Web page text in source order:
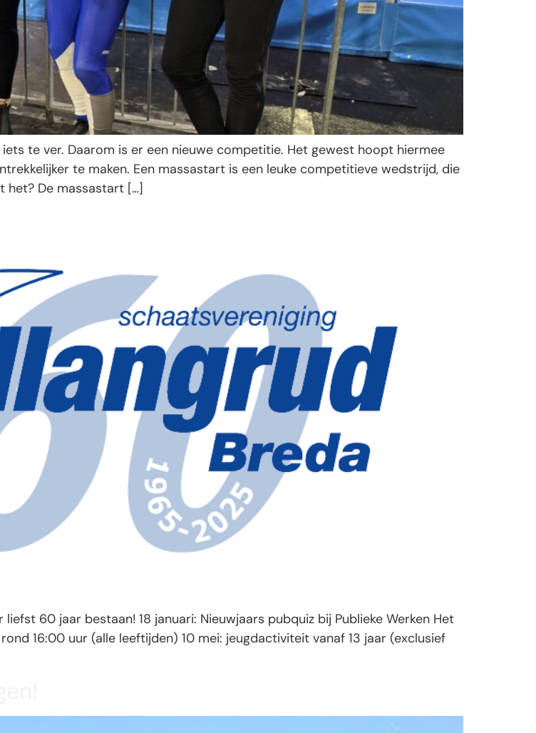
te ver. Daarom is er een nieuwe competitie. Het gewest hoopt hiermee
te maken. Een massastart is een leuke competitieve wedstrijd, die
het? De massastart […]
60 jaar bestaan! 18 januari: Nieuwjaars pubquiz bij Publieke Werken Het
16:00 uur (alle leeftijden) 10 mei: jeugdactiviteit vanaf 13 jaar (exclusief